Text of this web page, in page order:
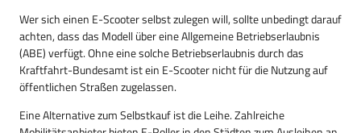
Wer sich einen E-Scooter selbst zulegen will, sollte unbedingt darauf
achten, dass das Modell über eine Allgemeine Betriebserlaubnis
(ABE) verfügt. Ohne eine solche Betriebserlaubnis durch das
Kraftfahrt-Bundesamt ist ein E-Scooter nicht für die Nutzung auf
öffentlichen Straßen zugelassen.
Eine Alternative zum Selbstkauf ist die Leihe. Zahlreiche